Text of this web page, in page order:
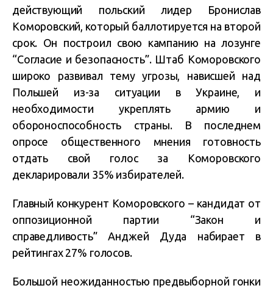
действующий польский лидер Бронислав
Коморовский, который баллотируется на второй
срок. Он построил свою кампанию на лозунге
“Согласие и безопасность”. Штаб Коморовского
широко развивал тему угрозы, нависшей над
Польшей из-за ситуации в Украине, и
необходимости укреплять армию и
обороноспособность страны. В последнем
опросе общественного мнения готовность
отдать свой голос за Коморовского
декларировали 35% избирателей.
Главный конкурент Коморовского – кандидат от
оппозиционной партии “Закон и
справедливость” Анджей Дуда набирает в
рейтингах 27% голосов.
Большой неожиданностью предвыборной гонки